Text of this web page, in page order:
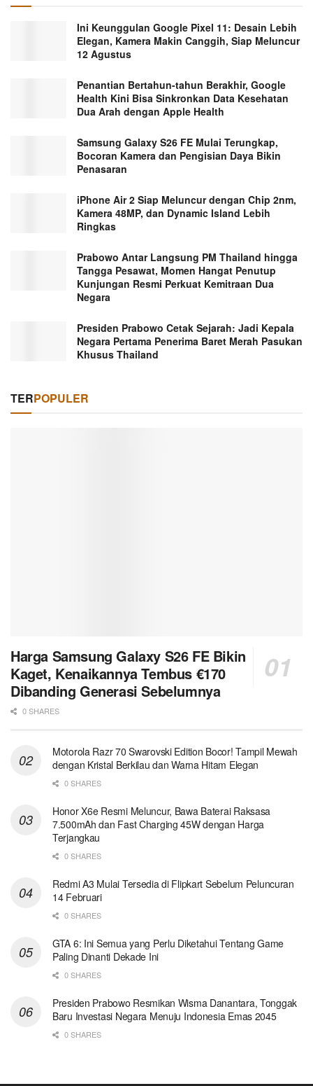
Ini Keunggulan Google Pixel 11: Desain Lebih
Elegan, Kamera Makin Canggih, Siap Meluncur
12 Agustus
Penantian Bertahun-tahun Berakhir, Google
Health Kini Bisa Sinkronkan Data Kesehatan
Dua Arah dengan Apple Health
Samsung Galaxy S26 FE Mulai Terungkap,
Bocoran Kamera dan Pengisian Daya Bikin
Penasaran
iPhone Air 2 Siap Meluncur dengan Chip 2nm,
Kamera 48MP, dan Dynamic Island Lebih
Ringkas
Prabowo Antar Langsung PM Thailand hingga
Tangga Pesawat, Momen Hangat Penutup
Kunjungan Resmi Perkuat Kemitraan Dua
Negara
Presiden Prabowo Cetak Sejarah: Jadi Kepala
Negara Pertama Penerima Baret Merah Pasukan
Khusus Thailand
TERPOPULER
Harga Samsung Galaxy S26 FE Bikin
Kaget, Kenaikannya Tembus €170
Dibanding Generasi Sebelumnya
0 SHARES
Motorola Razr 70 Swarovski Edition Bocor! Tampil Mewah
dengan Kristal Berkilau dan Warna Hitam Elegan
0 SHARES
Honor X6e Resmi Meluncur, Bawa Baterai Raksasa
7.500mAh dan Fast Charging 45W dengan Harga
Terjangkau
0 SHARES
Redmi A3 Mulai Tersedia di Flipkart Sebelum Peluncuran
14 Februari
0 SHARES
GTA 6: Ini Semua yang Perlu Diketahui Tentang Game
Paling Dinanti Dekade Ini
0 SHARES
Presiden Prabowo Resmikan Wisma Danantara, Tonggak
Baru Investasi Negara Menuju Indonesia Emas 2045
0 SHARES